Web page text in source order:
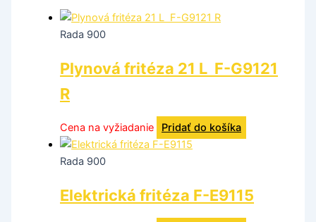
Rada 900
Plynová fritéza 21 L F-G9121
R
Cena na vyžiadanie Pridať do košíka
Rada 900
Elektrická fritéza F-E9115